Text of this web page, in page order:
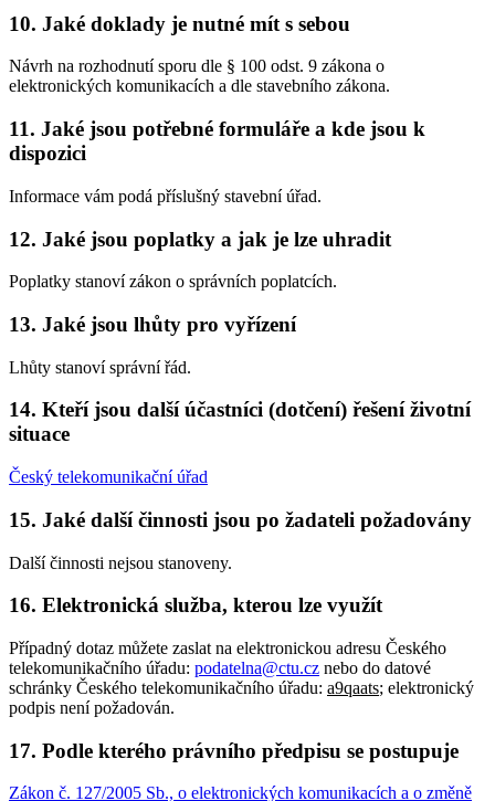
10. Jaké doklady je nutné mít s sebou
Návrh na rozhodnutí sporu dle § 100 odst. 9 zákona o
elektronických komunikacích a dle stavebního zákona.
11. Jaké jsou potřebné formuláře a kde jsou k
dispozici
Informace vám podá příslušný stavební úřad.
12. Jaké jsou poplatky a jak je lze uhradit
Poplatky stanoví zákon o správních poplatcích.
13. Jaké jsou lhůty pro vyřízení
Lhůty stanoví správní řád.
14. Kteří jsou další účastníci (dotčení) řešení životní
situace
Český telekomunikační úřad
15. Jaké další činnosti jsou po žadateli požadovány
Další činnosti nejsou stanoveny.
16. Elektronická služba, kterou lze využít
Případný dotaz můžete zaslat na elektronickou adresu Českého
telekomunikačního úřadu: podatelna@ctu.cz nebo do datové
schránky Českého telekomunikačního úřadu: a9qaats; elektronický
podpis není požadován.
17. Podle kterého právního předpisu se postupuje
Zákon č. 127/2005 Sb., o elektronických komunikacích a o změně